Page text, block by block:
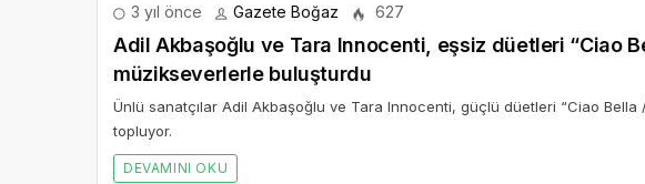
3 yıl önce Gazete Boğaz 627
Adil Akbaşoğlu ve Tara Innocenti, eşsiz düetleri “Ciao
müzikseverlerle buluşturdu
Ünlü sanatçılar Adil Akbaşoğlu ve Tara Innocenti, güçlü düetleri “Ciao Bella
topluyor.
DEVAMINI OKU